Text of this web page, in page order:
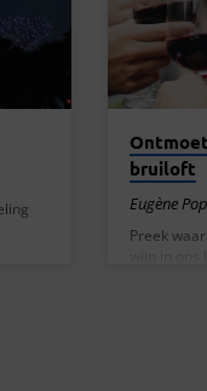
bruiloft
Eugène
Preek
wijn in